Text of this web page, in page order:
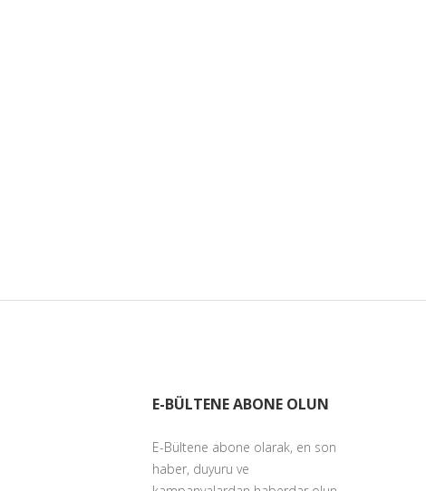
E-BÜLTENE ABONE OLUN
E-Bültene abone olarak, en son
haber, duyuru ve